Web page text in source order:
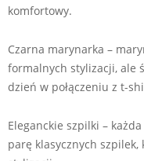
komfortowy.
Czarna marynarka –
formalnych stylizacji, ale
dzień w połączeniu z t-
Eleganckie szpilki –
parę klasycznych